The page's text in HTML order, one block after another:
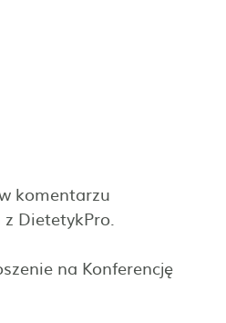
komentarzu
DietetykPro.
na Konferencję